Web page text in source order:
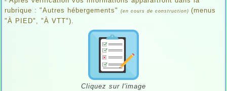
rubrique : "Autres hébergements"
(en cours de construction) (menus
"À PIED", "À VTT").
Cliquez sur l'image